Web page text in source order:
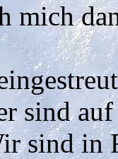
mich
sind
sind in